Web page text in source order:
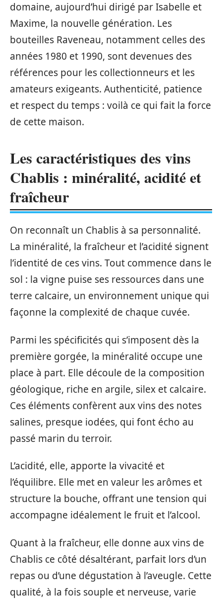
domaine, aujourd’hui dirigé par Isabelle et
Maxime, la nouvelle génération. Les
bouteilles Raveneau, notamment celles des
années 1980 et 1990, sont devenues des
références pour les collectionneurs et les
amateurs exigeants. Authenticité, patience
et respect du temps : voilà ce qui fait la force
de cette maison.
Les caractéristiques des vins
Chablis : minéralité, acidité et
fraîcheur
On reconnaît un Chablis à sa personnalité.
La minéralité, la fraîcheur et l’acidité signent
l’identité de ces vins. Tout commence dans le
sol : la vigne puise ses ressources dans une
terre calcaire, un environnement unique qui
façonne la complexité de chaque cuvée.
Parmi les spécificités qui s’imposent dès la
première gorgée, la minéralité occupe une
place à part. Elle découle de la composition
géologique, riche en argile, silex et calcaire.
Ces éléments confèrent aux vins des notes
salines, presque iodées, qui font écho au
passé marin du terroir.
L’acidité, elle, apporte la vivacité et
l’équilibre. Elle met en valeur les arômes et
structure la bouche, offrant une tension qui
accompagne idéalement le fruit et l’alcool.
Quant à la fraîcheur, elle donne aux vins de
Chablis ce côté désaltérant, parfait lors d’un
repas ou d’une dégustation à l’aveugle. Cette
qualité, à la fois souple et nerveuse, varie